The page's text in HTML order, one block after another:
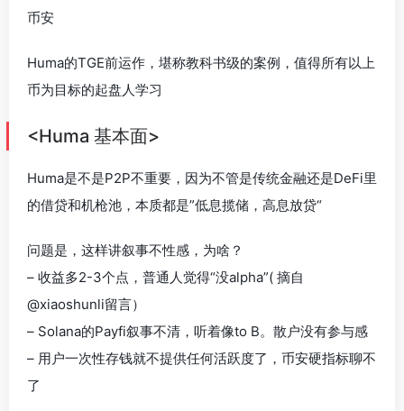
币安
Huma的TGE前运作，堪称教科书级的案例，值得所有以上
币为目标的起盘人学习
<Huma 基本面>
Huma是不是P2P不重要，因为不管是传统金融还是DeFi里
的借贷和机枪池，本质都是”低息揽储，高息放贷“
问题是，这样讲叙事不性感，为啥？
– 收益多2-3个点，普通人觉得“没alpha”( 摘自
@xiaoshunli留言）
– Solana的Payfi叙事不清，听着像to B。散户没有参与感
– 用户一次性存钱就不提供任何活跃度了，币安硬指标聊不
了